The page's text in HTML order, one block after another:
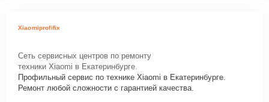
Xiaomiprofifix
Сеть сервисных центров по ремонту
техники Xiaomi в Екатеринбурге.
Профильный сервис по технике Xiaomi в Екатеринбурге.
Ремонт любой сложности с гарантией качества.